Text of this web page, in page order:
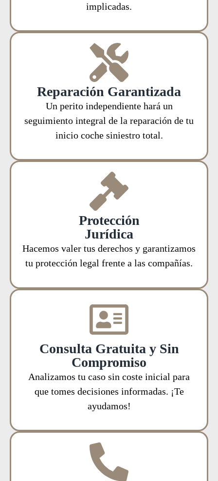
implicadas.
Reparación Garantizada
Un perito independiente hará un
seguimiento integral de la reparación de tu
inicio coche siniestro total.
Protección
Jurídica
Hacemos valer tus derechos y garantizamos
tu protección legal frente a las compañías.
Consulta Gratuita y Sin
Compromiso
Analizamos tu caso sin coste inicial para
que tomes decisiones informadas. ¡Te
ayudamos!